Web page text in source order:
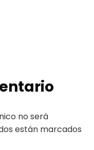
no será
están marcados